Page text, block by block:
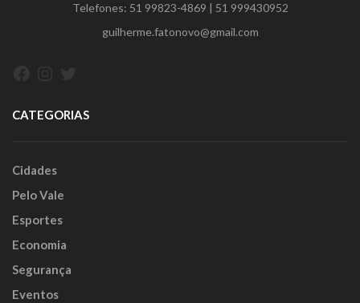
Telefones: 51 99823-4869 | 51 999430952
guilherme.fatonovo@gmail.com
CATEGORIAS
Cidades
Pelo Vale
Esportes
Economia
Segurança
Eventos